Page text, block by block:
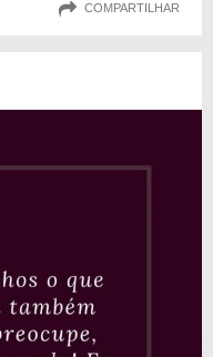
COMPARTILHAR